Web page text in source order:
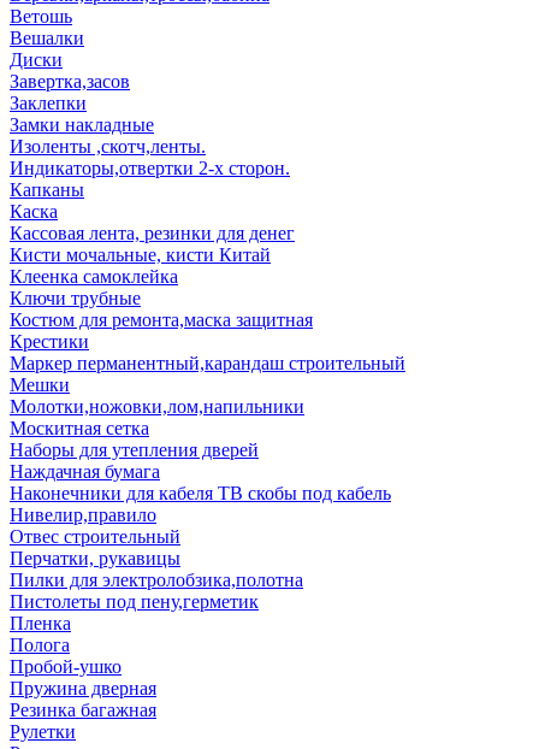
Ветошь
Вешалки
Диски
Завертка,засов
Заклепки
Замки накладные
Изоленты ,скотч,ленты.
Индикаторы,отвертки 2-х сторон.
Капканы
Каска
Кассовая лента, резинки для денег
Кисти мочальные, кисти Китай
Клеенка самоклейка
Ключи трубные
Костюм для ремонта,маска защитная
Крестики
Маркер перманентный,карандаш строительный
Мешки
Молотки,ножовки,лом,напильники
Москитная сетка
Наборы для утепления дверей
Наждачная бумага
Наконечники для кабеля ТВ скобы под кабель
Нивелир,правило
Отвес строительный
Перчатки, рукавицы
Пилки для электролобзика,полотна
Пистолеты под пену,герметик
Пленка
Полога
Пробой-ушко
Пружина дверная
Резинка багажная
Рулетки